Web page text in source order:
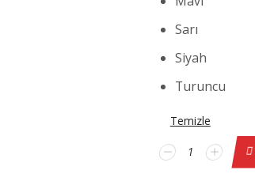
Sarı
Siyah
Turuncu
Temizle
Volkswagen
Golf